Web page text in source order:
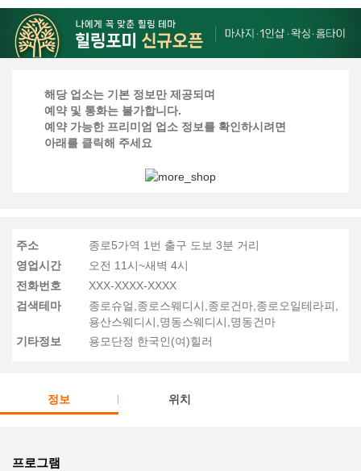
해당 업소는 기본 정보만 제공되며
예약 및 통화는 불가합니다.
예약 가능한 프리미엄 업소 정보를 확인하시려면
아래를 클릭해 주세요
주소
종로5가역 1번 출구 도보 3분 거리
영업시간
오전 11시~새벽 4시
전화번호
XXX-XXXX-XXXX
검색테마
종로슈얼,종로스웨디시,종로건마,종로오일테라피,
용산스웨디시,명동스웨디시,명동건마
기타정보
용모단정 한국인(여)힐러
정보 위치
프로그램